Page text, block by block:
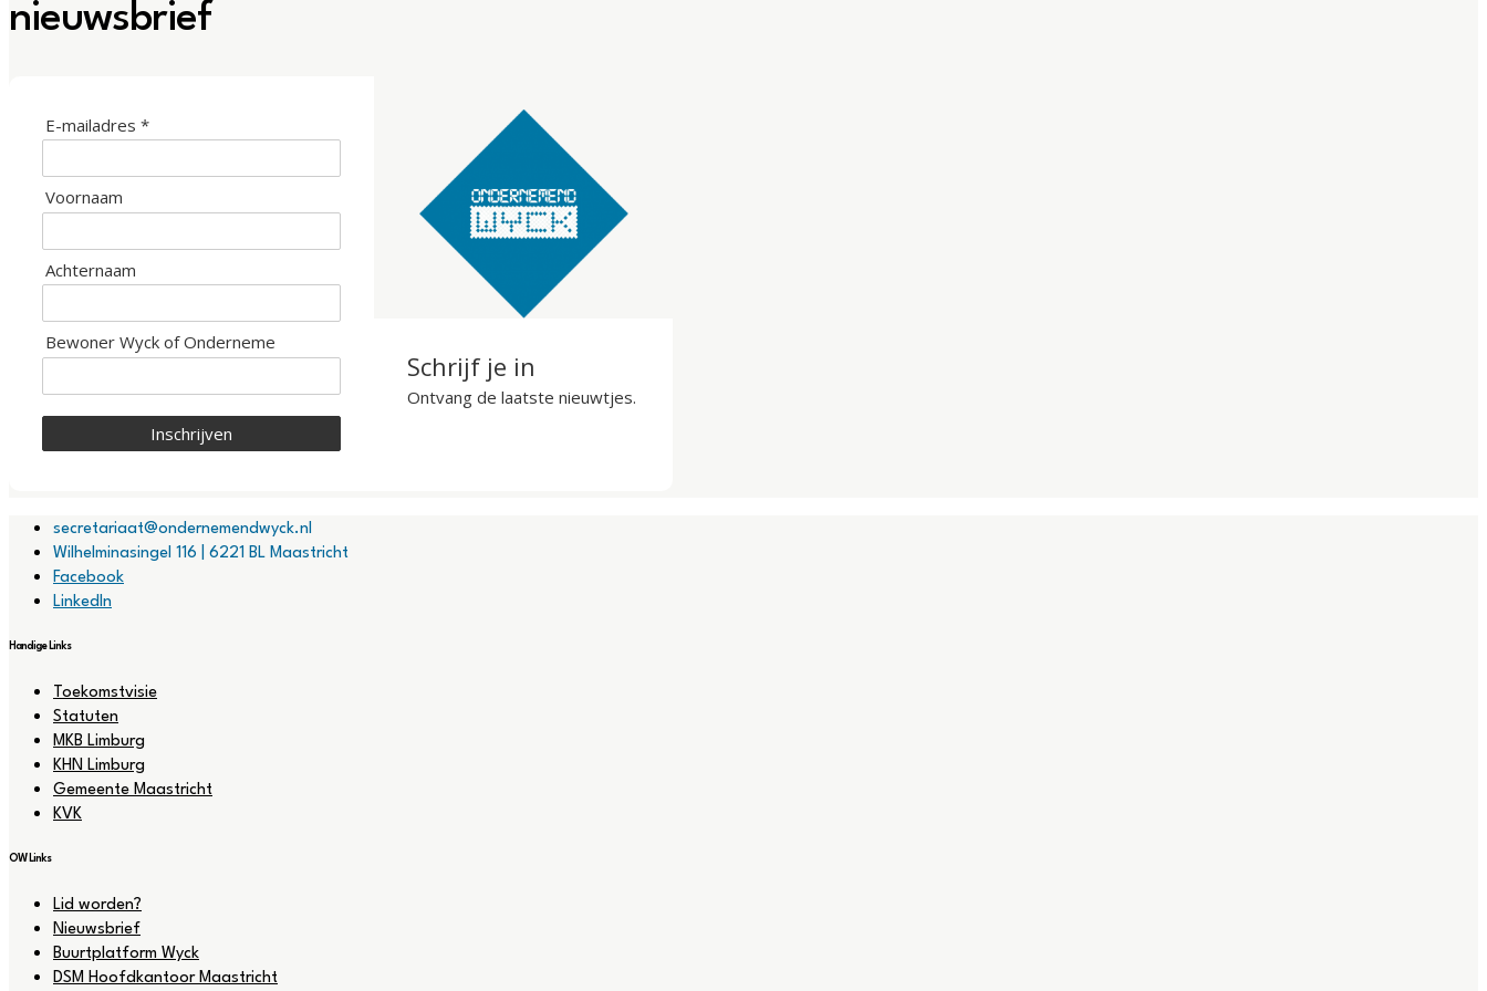
nieuwsbrief
E-mailadres *
Voornaam
Achternaam
Bewoner Wyck of Onderneme
Inschrijven
Schrijf je in
Ontvang de laatste nieuwtjes.
secretariaat@ondernemendwyck.nl
Wilhelminasingel 116 | 6221 BL Maastricht
Facebook
LinkedIn
Handige Links
Menu
Toekomstvisie
Statuten
MKB Limburg
KHN Limburg
Gemeente Maastricht
KVK
OW Links
Menu
Lid worden?
Nieuwsbrief
Buurtplatform Wyck
DSM Hoofdkantoor Maastricht